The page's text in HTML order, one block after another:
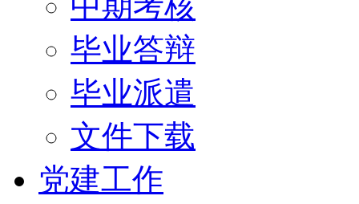
毕业答辩
毕业派遣
文件下载
党建工作